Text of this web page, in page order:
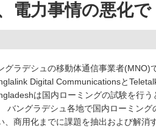
電力事情の悪化で
グラデシュの移動体通信事業者(MNO)
Digital Communicationsと
は国内ローミングの試験を行う
バングラデシュ各地で国内ローミング
、商用化までに課題を抽出および解消